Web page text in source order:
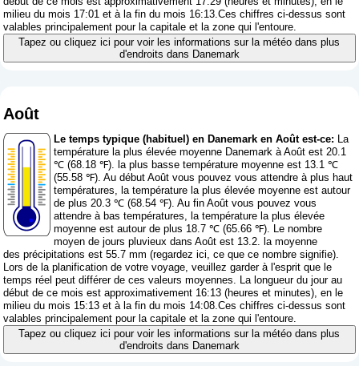
milieu du mois 17:01 et à la fin du mois 16:13.Ces chiffres ci-dessus sont
valables principalement pour la capitale et la zone qui l'entoure.
Tapez ou cliquez ici pour voir les informations sur la météo dans plus
d'endroits dans Danemark
Août
Le temps typique (habituel) en Danemark en Août est-ce: La
température la plus élevée moyenne Danemark à Août est 20.1
℃ (68.18 ℉). la plus basse température moyenne est 13.1 ℃
(55.58 ℉). Au début Août vous pouvez vous attendre à plus haut
températures, la température la plus élevée moyenne est autour
de plus 20.3 ℃ (68.54 ℉). Au fin Août vous pouvez vous
attendre à bas températures, la température la plus élevée
moyenne est autour de plus 18.7 ℃ (65.66 ℉). Le nombre
moyen de jours pluvieux dans Août est 13.2. la moyenne
des précipitations est 55.7 mm (regardez ici, ce que ce nombre signifie).
Lors de la planification de votre voyage, veuillez garder à l'esprit que le
temps réel peut différer de ces valeurs moyennes. La longueur du jour au
début de ce mois est approximativement 16:13 (heures et minutes), en le
milieu du mois 15:13 et à la fin du mois 14:08.Ces chiffres ci-dessus sont
valables principalement pour la capitale et la zone qui l'entoure.
Tapez ou cliquez ici pour voir les informations sur la météo dans plus
d'endroits dans Danemark